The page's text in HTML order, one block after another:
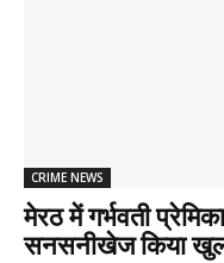
CRIME NEWS
मेरठ में गर्भवती
सनसनीखेज किया